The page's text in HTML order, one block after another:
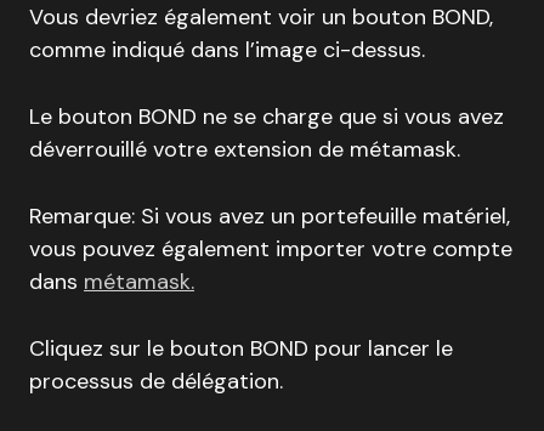
Vous devriez également voir un bouton BOND,
comme indiqué dans l’image ci-dessus.
Le bouton BOND ne se charge que si vous avez
déverrouillé votre extension de métamask.
Remarque: Si vous avez un portefeuille matériel,
vous pouvez également importer votre compte
dans métamask.
Cliquez sur le bouton BOND pour lancer le
processus de délégation.